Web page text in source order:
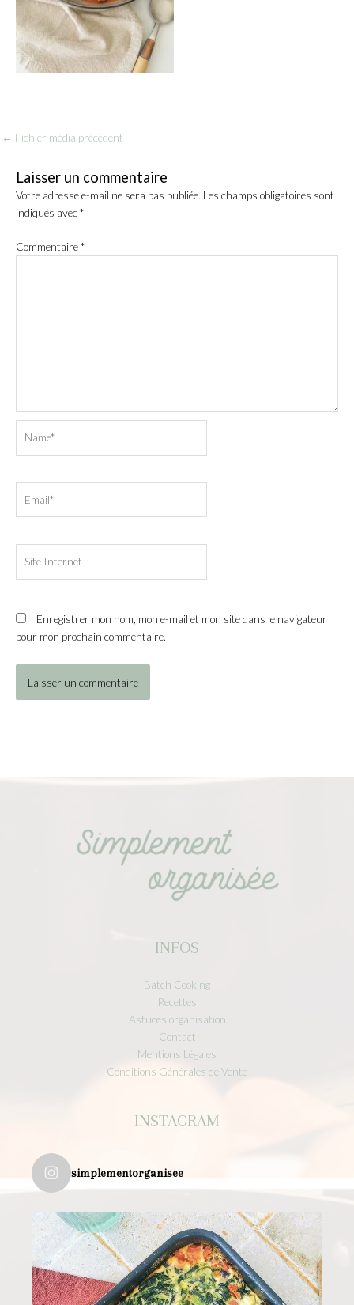
← Fichier média précédent
Laisser un commentaire
Votre adresse e-mail ne sera pas publiée. Les champs obligatoires sont
indiqués avec*
Commentaire*
Internet
Enregistrer mon nom, mon e-mail et mon site dans le navigateur
pour mon prochain commentaire.
INFOS
Batch Cooking
Recettes
Astuces organisation
Contact
Mentions Légales
Conditions Générales de Vente
INSTAGRAM
simplementorganisee